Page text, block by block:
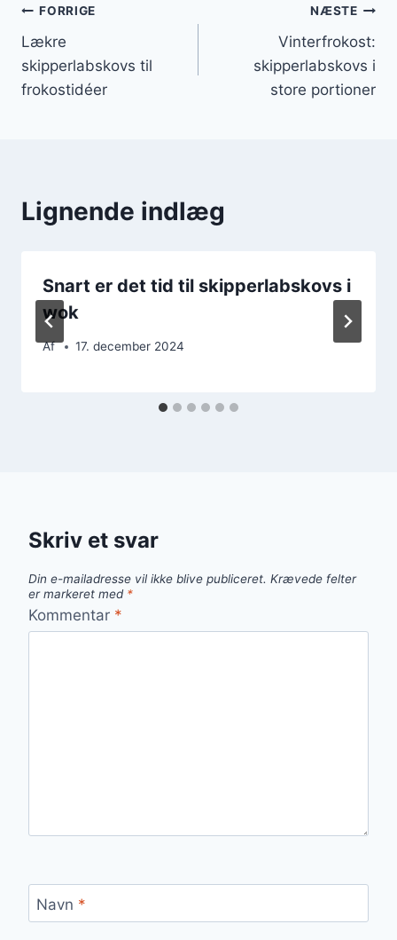
Indlægsnavigation
FORRIGE
Lækre
skipperlabskovs til
frokostidéer
NÆSTE
Vinterfrokost:
skipperlabskovs i
store portioner
Lignende indlæg
Snart er det tid til skipperlabskovs i
wok
Af 17. december 2024
Skriv et svar
Din e-mailadresse vil ikke blive publiceret. Krævede felter
er markeret med *
Kommentar *
Navn *